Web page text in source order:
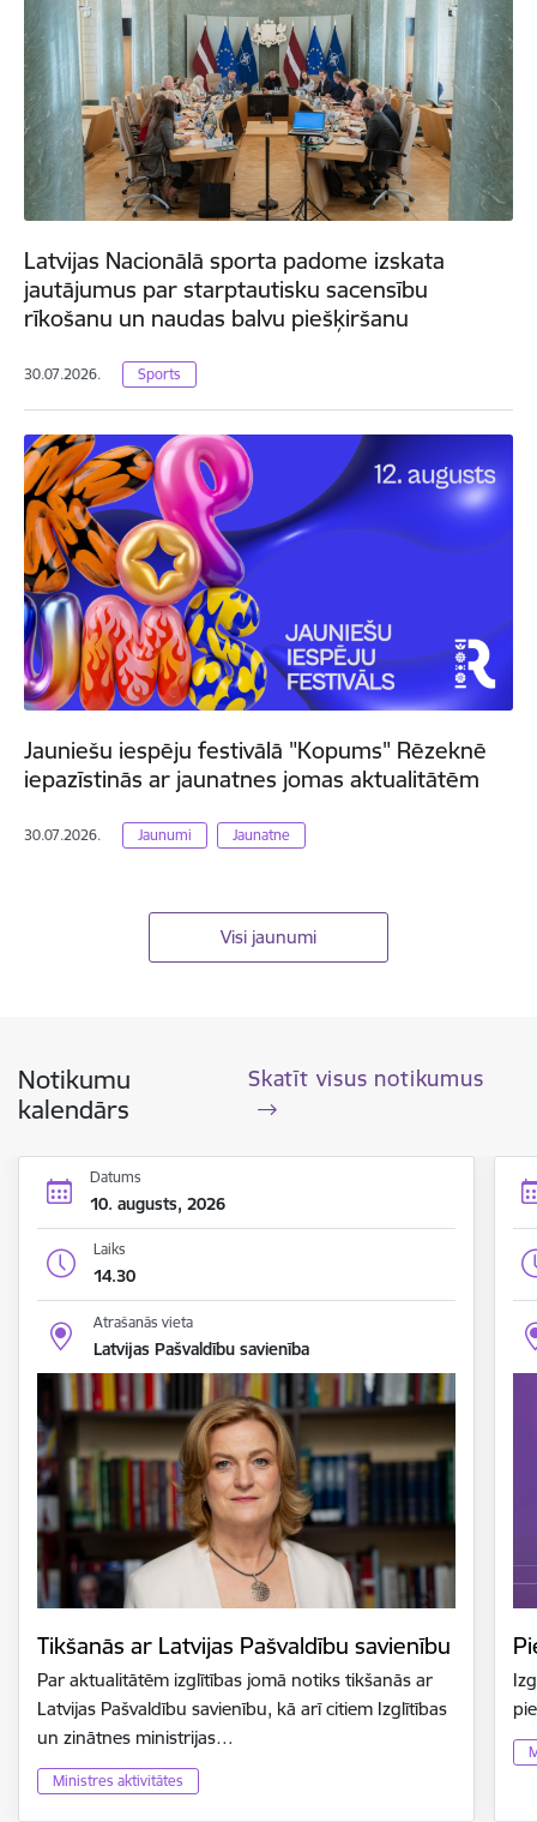
Latvijas Nacionālā sporta padome izskata
jautājumus par starptautisku sacensību
rīkošanu un naudas balvu piešķiršanu
30.07.2026. Sports
Jauniešu iespēju festivālā "Kopums" Rēzeknē
iepazīstinās ar jaunatnes jomas aktualitātēm
30.07.2026. Jaunumi Jaunatne
Visi jaunumi
Notikumu
kalendārs
Skatīt visus notikumus
Datums
10. augusts, 2026
Laiks
14.30
Atrašanās vieta
Latvijas Pašvaldību savienība
Tikšanās ar Latvijas Pašvaldību savienību
Par aktualitātēm izglītības jomā notiks tikšanās ar
Latvijas Pašvaldību savienību, kā arī citiem Izglītības
un zinātnes ministrijas…
Ministres aktivitātes